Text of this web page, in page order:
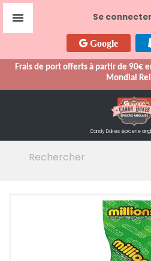
Se
Google
Frais de port offerts à partir de 90€
Mondial

Google
Candy Dukes épicerie